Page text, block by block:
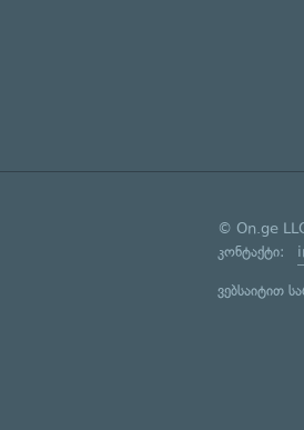
© On.ge
კონტაქტი:
ვებსაიტით